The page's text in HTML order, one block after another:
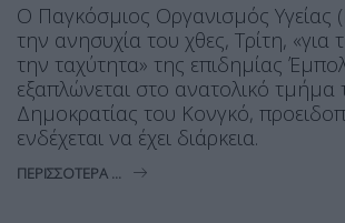
Ο Παγκόσμιος Οργανισμός Υγείας
την ανησυχία του χθες, Τρίτη, «για
την ταχύτητα» της επιδημίας
εξαπλώνεται στο ανατολικό τμήμα
Δημοκρατίας του Κονγκό,
ενδέχεται να έχει διάρκεια.
ΠΕΡΙΣΣΌΤΕΡΑ ...